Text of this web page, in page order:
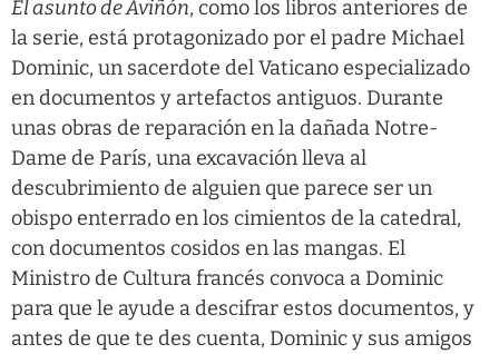
El asunto de Aviñón, como los libros anteriores de
la serie, está protagonizado por el padre Michael
Dominic, un sacerdote del Vaticano especializado
en documentos y artefactos antiguos. Durante
unas obras de reparación en la dañada Notre-
Dame de París, una excavación lleva al
descubrimiento de alguien que parece ser un
obispo enterrado en los cimientos de la catedral,
con documentos cosidos en las mangas. El
Ministro de Cultura francés convoca a Dominic
para que le ayude a descifrar estos documentos, y
antes de que te des cuenta, Dominic y sus amigos